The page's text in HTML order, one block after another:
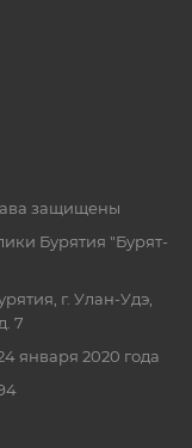
защищены
Бурятия "Бурят-
г. Улан-Удэ,
7
января 2020 года